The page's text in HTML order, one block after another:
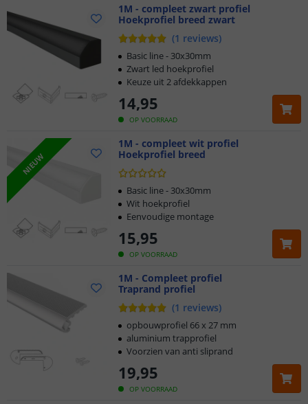
1M - compleet zwart profiel
Hoekprofiel breed zwart
(1 reviews)
OP VOORRAAD
14,95
Basic line - 30x30mm
Zwart led hoekprofiel
Keuze uit 2 afdekkappen
NIEUW
1M - compleet wit profiel
Hoekprofiel breed
OP VOORRAAD
15,95
Basic line - 30x30mm
Wit hoekprofiel
Eenvoudige montage
1M - Compleet profiel
Traprand profiel
(1 reviews)
OP VOORRAAD
19,95
opbouwprofiel 66 x 27 mm
aluminium trapprofiel
Voorzien van anti sliprand
Klantbeoordeling 9.1
Voor 23:45 uur besteld,morgen in huis
2 jaar garantie
Gratis verzending vanaf € 20,-